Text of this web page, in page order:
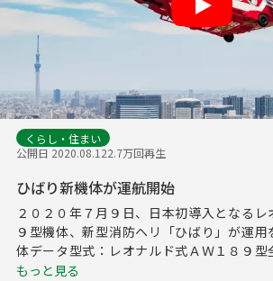
Play
くらし・住まい
公開日 2020.08.122.7万回再生
ひばり新機体が運航開始
２０２０年７月９日、日本初導入となるレ
９型機体、新型消防ヘリ「ひばり」が運
体データ型式：レオナルド式ＡＷ１８９型
もっと見る